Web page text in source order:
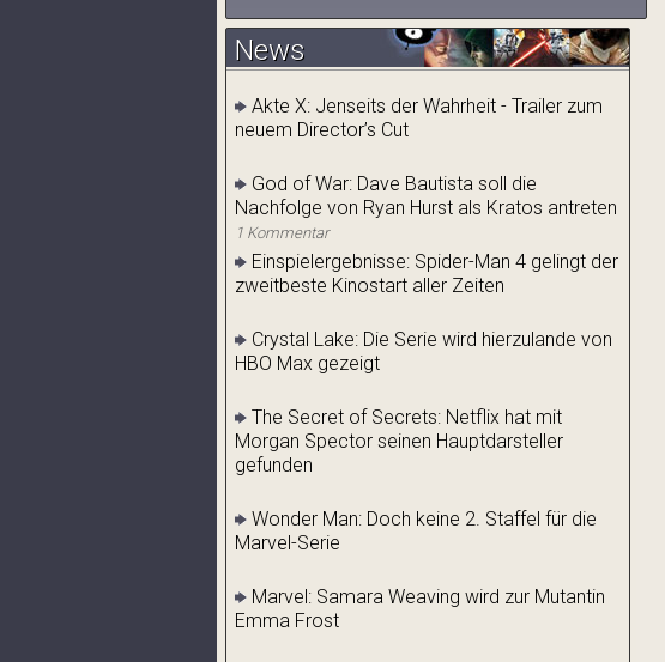
News
Akte X: Jenseits der Wahrheit - Trailer zum
neuem Director’s Cut
God of War: Dave Bautista soll die
Nachfolge von Ryan Hurst als Kratos antreten
1 Kommentar
Einspielergebnisse: Spider-Man 4 gelingt der
zweitbeste Kinostart aller Zeiten
Crystal Lake: Die Serie wird hierzulande von
HBO Max gezeigt
The Secret of Secrets: Netflix hat mit
Morgan Spector seinen Hauptdarsteller
gefunden
Wonder Man: Doch keine 2. Staffel für die
Marvel-Serie
Marvel: Samara Weaving wird zur Mutantin
Emma Frost